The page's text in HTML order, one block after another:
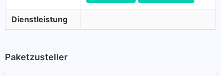
Dienstleistung
Paketzusteller